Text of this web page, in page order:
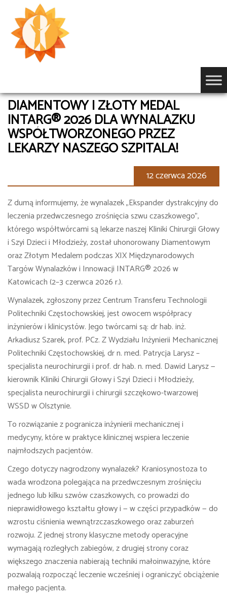
Przejdź
DIAMENTOWY I ZŁOTY MEDAL
INTARG® 2026 DLA WYNALAZKU
WSPÓŁTWORZONEGO PRZEZ
LEKARZY NASZEGO SZPITALA!
12 czerwca 2026
Z dumą informujemy, że wynalazek „Ekspander dystrakcyjny do
leczenia przedwczesnego zrośnięcia szwu czaszkowego”,
którego współtwórcami są lekarze naszej Kliniki Chirurgii Głowy
i Szyi Dzieci i Młodzieży, został uhonorowany Diamentowym
oraz Złotym Medalem podczas XIX Międzynarodowych
Targów Wynalazków i Innowacji INTARG® 2026 w
Katowicach (2–3 czerwca 2026 r.).
Wynalazek, zgłoszony przez Centrum Transferu Technologii
Politechniki Częstochowskiej, jest owocem współpracy
inżynierów i klinicystów. Jego twórcami są: dr hab. inż.
Arkadiusz Szarek, prof. PCz. Z Wydziału Inżynierii Mechanicznej
Politechniki Częstochowskiej, dr n. med. Patrycja Larysz –
specjalista neurochirurgii i prof. dr hab. n. med. Dawid Larysz —
kierownik Kliniki Chirurgii Głowy i Szyi Dzieci i Młodzieży,
specjalista neurochirurgii i chirurgii szczękowo-twarzowej
WSSD w Olsztynie.
To rozwiązanie z pogranicza inżynierii mechanicznej i
medycyny, które w praktyce klinicznej wspiera leczenie
najmłodszych pacjentów.
Czego dotyczy nagrodzony wynalazek? Kraniosynostoza to
wada wrodzona polegająca na przedwczesnym zrośnięciu
jednego lub kilku szwów czaszkowych, co prowadzi do
nieprawidłowego kształtu głowy i — w części przypadków — do
wzrostu ciśnienia wewnątrzczaszkowego oraz zaburzeń
rozwoju. Z jednej strony klasyczne metody operacyjne
wymagają rozległych zabiegów, z drugiej strony coraz
większego znaczenia nabierają techniki małoinwazyjne, które
pozwalają rozpocząć leczenie wcześniej i ograniczyć obciążenie
małego pacjenta.